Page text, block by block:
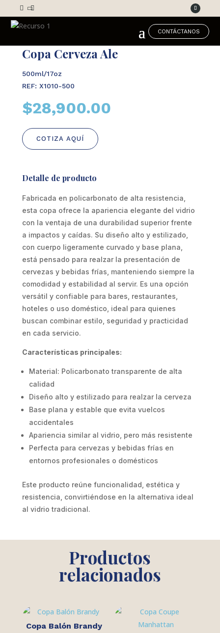
 
CONTÁCTANOS
Copa Cerveza Ale
500ml/17oz
REF: X1010-500
$28,900.00
COTIZA AQUÍ
Detalle de producto
Fabricada en policarbonato de alta resistencia,
esta copa ofrece la apariencia elegante del vidrio
con la ventaja de una durabilidad superior frente
a impactos y caídas. Su diseño alto y estilizado,
con cuerpo ligeramente curvado y base plana,
está pensado para realzar la presentación de
cervezas y bebidas frías, manteniendo siempre la
comodidad y estabilidad al servir. Es una opción
versátil y confiable para bares, restaurantes,
hoteles o uso doméstico, ideal para quienes
buscan combinar estilo, seguridad y practicidad
en cada servicio.
Características principales:
Material: Policarbonato transparente de alta
calidad
Diseño alto y estilizado para realzar la cerveza
Base plana y estable que evita vuelcos
accidentales
Apariencia similar al vidrio, pero más resistente
Perfecta para cervezas y bebidas frías en
entornos profesionales o domésticos
Este producto reúne funcionalidad, estética y
resistencia, convirtiéndose en la alternativa ideal
al vidrio tradicional.
Productos
relacionados
Copa Balón Brandy